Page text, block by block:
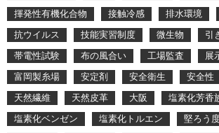
揮発性有機化合物
接触冷感 排水環境
抗ウイルス
技能実習制度 微生物
引
帯電性試験
布の風合い 工場監査 展
富岡製糸場
安定剤 安全衛生 安全性
天然繊維
天然皮革 大阪
塩素化芳香
塩素化ベンゼン
塩素化トルエン 堅ろう